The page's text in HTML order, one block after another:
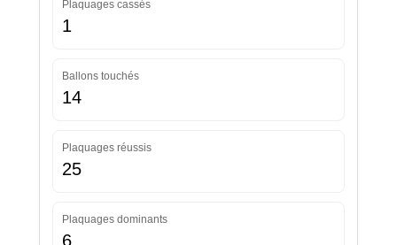
Plaquages cassés
1
Ballons touchés
14
Plaquages réussis
25
Plaquages dominants
6